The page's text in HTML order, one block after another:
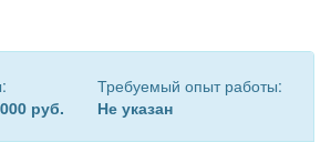
руб.
Требуемый опыт работы:
Не указан